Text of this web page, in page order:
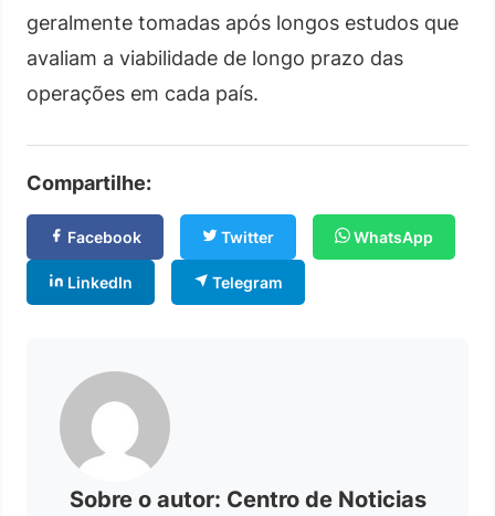
geralmente tomadas após longos estudos que
avaliam a viabilidade de longo prazo das
operações em cada país.
Compartilhe:
Facebook Twitter WhatsApp
LinkedIn Telegram
Sobre o autor: Centro de Noticias